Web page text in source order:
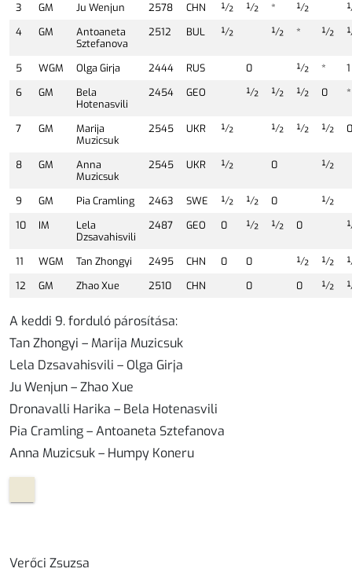
3 GM Ju Wenjun 2578 CHN ½ ½ * ½
4
GM
Antoaneta
Sztefanova
2512 BUL ½ ½ * ½
5 WGM Olga Girja 2444 RUS 0 ½ *
1
6
GM
Bela
Hotenasvili
2454 GEO ½ ½ ½ 0 *
7 GM
Marija
Muzicsuk
2545 UKR ½ ½ ½ ½ 0
8 GM
Anna
Muzicsuk
2545 UKR ½ 0 ½
9 GM Pia Cramling 2463 SWE ½ ½ 0
½
10
IM
Lela
Dzsavahisvili
2487 GEO 0 ½ ½ 0
11 WGM Tan Zhongyi 2495 CHN 0 0 ½ ½
12
GM Zhao Xue 2510 CHN 0 0 ½
A keddi 9. forduló párosítása:
Tan Zhongyi – Marija Muzicsuk
Lela Dzsavahisvili – Olga Girja
Ju Wenjun – Zhao Xue
Dronavalli Harika – Bela Hotenasvili
Pia Cramling – Antoaneta Sztefanova
Anna Muzicsuk – Humpy Koneru
Verőci Zsuzsa